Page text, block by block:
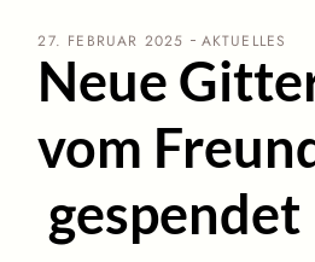
27. FEBRUAR 2025 AKTUELLES
Neue
vom
gespendet